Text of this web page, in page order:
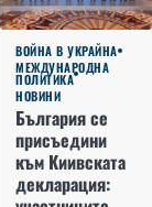
ВОЙНА В УКРАЙНА
МЕЖДУНАРОДНА
ПОЛИТИКА
НОВИНИ
България се
присъедини
към Киивската
декларация: